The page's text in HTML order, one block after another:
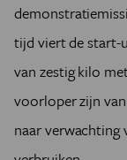
tijd viert de start-
van zestig kilo
voorloper zijn
naar